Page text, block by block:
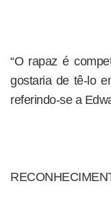
“O rapaz é
gostaria de tê-lo
referindo-se a